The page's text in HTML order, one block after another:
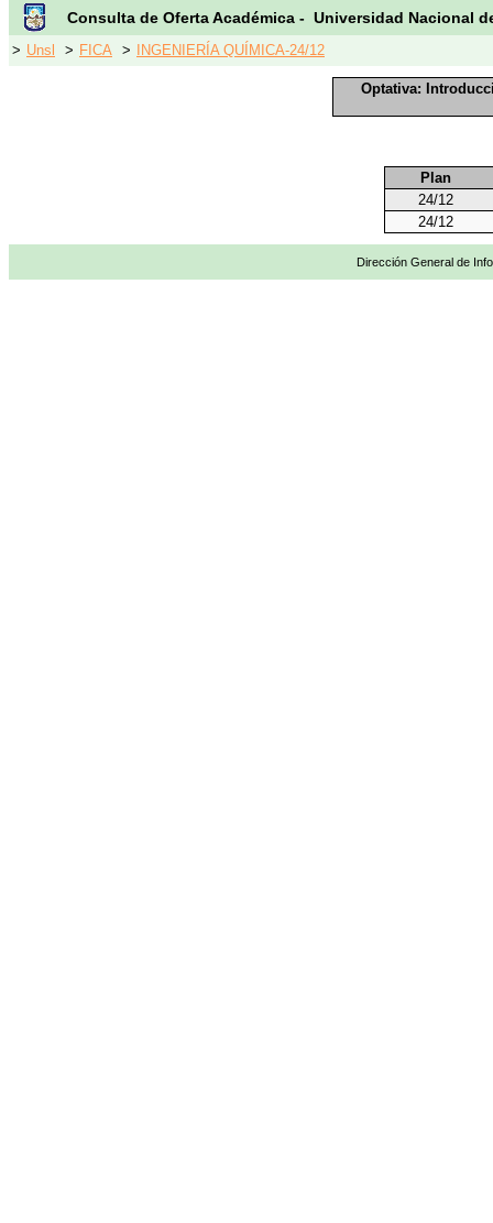
Consulta de Oferta Académica - Universidad Nacional
> Unsl > FICA > INGENIERÍA QUÍMICA-24/12
Optativa:
Plan
24/12
24/12
Dirección General de